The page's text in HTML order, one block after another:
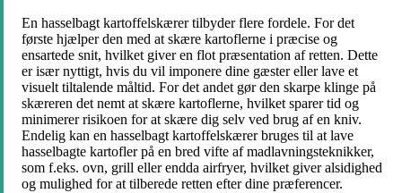
En hasselbagt kartoffelskærer tilbyder flere fordele. For det
første hjælper den med at skære kartoflerne i præcise og
ensartede snit, hvilket giver en flot præsentation af retten. Dette
er især nyttigt, hvis du vil imponere dine gæster eller lave et
visuelt tiltalende måltid. For det andet gør den skarpe klinge på
skæreren det nemt at skære kartoflerne, hvilket sparer tid og
minimerer risikoen for at skære dig selv ved brug af en kniv.
Endelig kan en hasselbagt kartoffelskærer bruges til at lave
hasselbagte kartofler på en bred vifte af madlavningsteknikker,
som f.eks. ovn, grill eller endda airfryer, hvilket giver alsidighed
og mulighed for at tilberede retten efter dine præferencer.